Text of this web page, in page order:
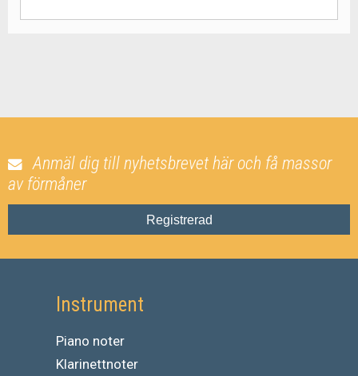
Anmäl dig till nyhetsbrevet här och få massor
av förmåner
Registrerad
Instrument
Piano noter
Klarinettnoter